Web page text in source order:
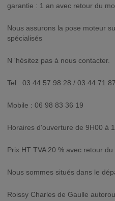
garantie : 1 an avec retour du
Nous assurons la pose moteur
spécialisés
N 'hésitez pas à nous contacter.
Tel : 03 44 57 98 28 / 03 44 71
Mobile : 06 98 83 36 19
Horaires d'ouverture de 9H00 à
Prix HT TVA 20 % avec retour
Nous sommes situés dans le
Roissy Charles de Gaulle